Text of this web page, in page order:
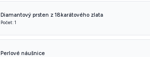
Diamantový prsten z 18karátového zlata
Počet: 1
Perlové náušnice